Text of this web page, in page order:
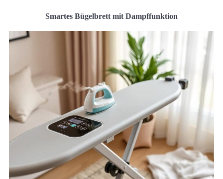
Smartes Bügelbrett mit Dampffunktion